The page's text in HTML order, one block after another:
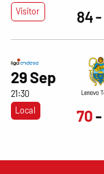
Visitor
84
29 Sep
21:30
Local
70